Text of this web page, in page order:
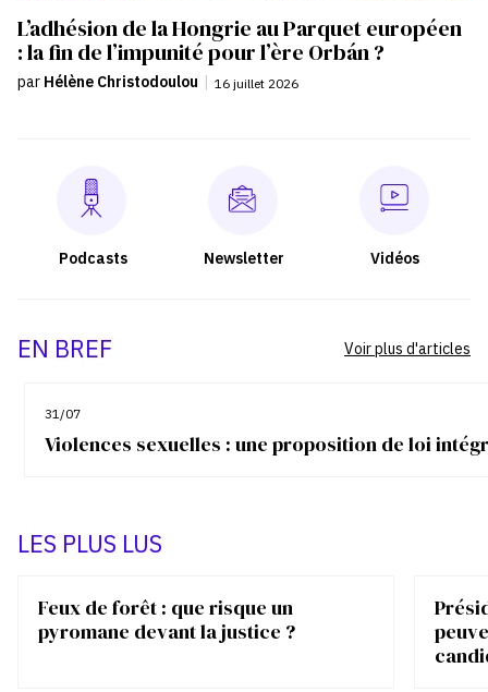
L’adhésion de la Hongrie au Parquet européen
: la fin de l’impunité pour l’ère Orbán ?
par Hélène Christodoulou 16 juillet 2026
Podcasts Newsletter Vidéos
EN BREF
31/07
Violences sexuelles : une proposition de loi
Voir plus d'articles
LES PLUS LUS
Feux de forêt : que risque un
pyromane devant la justice ?